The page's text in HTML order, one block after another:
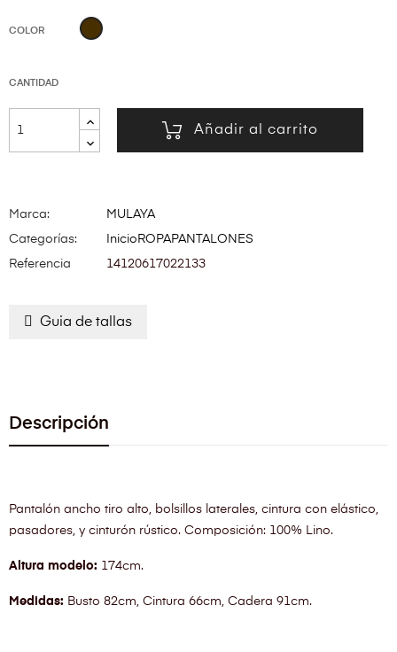
COLOR CAFÉ
CANTIDAD
Añadir al carrito
Marca:
MULAYA
Categorías:
Inicio ROPAPANTALONES
Referencia
14120617022133
Guia de tallas
Descripción
Pantalón ancho tiro alto, bolsillos laterales, cintura con elástico,
pasadores, y cinturón rústico. Composición: 100% Lino.
Altura modelo: 174cm.
Medidas: Busto 82cm, Cintura 66cm, Cadera 91cm.